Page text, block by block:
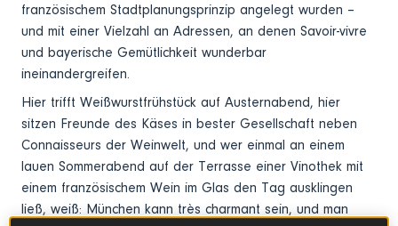
französischem Stadtplanungsprinzip angelegt wurden –
und mit einer Vielzahl an Adressen, an denen Savoir-vivre
und bayerische Gemütlichkeit wunderbar
ineinandergreifen.
Hier trifft Weißwurstfrühstück auf Austernabend, hier
sitzen Freunde des Käses in bester Gesellschaft neben
Connaisseurs der Weinwelt, und wer einmal an einem
lauen Sommerabend auf der Terrasse einer Vinothek mit
einem französischem Wein im Glas den Tag ausklingen
ließ, weiß: München kann très charmant sein, und man